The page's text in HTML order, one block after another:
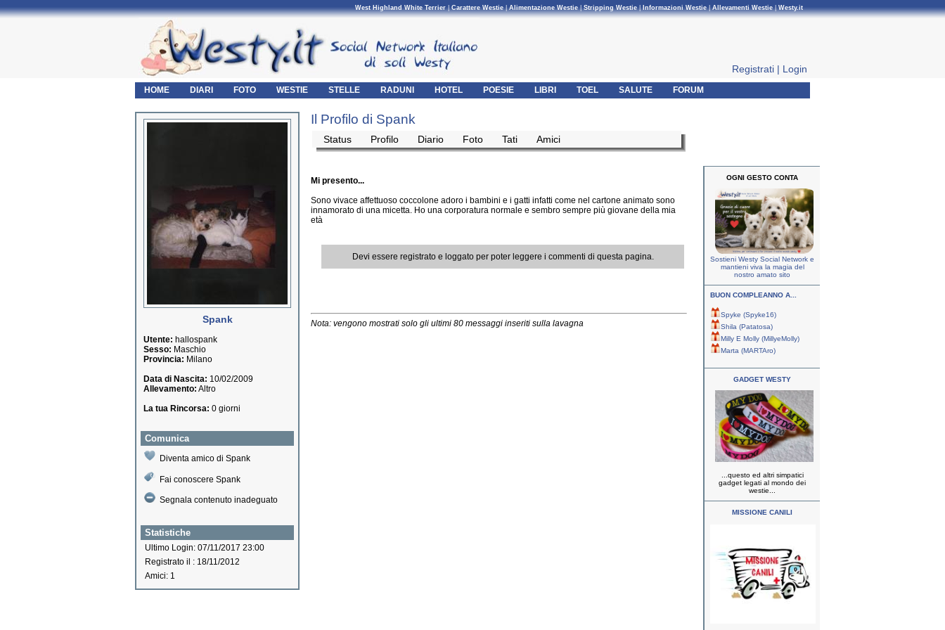
West Highland White Terrier|Carattere Westie|Alimentazione Westie|Stripping Westie| Informazioni Westie|Allevamenti Westie|Westy.it
Registrati | Login
HOME DIARI FOTO WESTIE STELLE RADUNI HOTEL POESIE LIBRI TOEL SALUTE FORUM
Spank
Utente: hallospank
Sesso: Maschio
Provincia: Milano
Data di Nascita: 10/02/2009
Allevamento: Altro
La tua Rincorsa: 0 giorni
Comunica
Diventa amico di Spank
Fai conoscere Spank
Segnala contenuto inadeguato
Statistiche
Ultimo Login: 07/11/2017 23:00
Registrato il : 18/11/2012
Amici: 1
Il Profilo di Spank
Status Profilo Diario Foto Tati Amici
Mi presento...
Sono vivace affettuoso coccolone adoro i bambini e i gatti infatti come nel cartone animato sono
innamorato di una micetta. Ho una corporatura normale e sembro sempre più giovane della mia
età
Devi essere registrato e loggato per poter leggere i commenti di questa pagina.
Nota: vengono mostrati solo gli ultimi 80 messaggi inseriti sulla lavagna
OGNI GESTO CONTA
Sostieni Westy Social Network e
mantieni viva la magia del
nostro amato sito
BUON COMPLEANNO A...
Spyke (Spyke16)
Shila (Patatosa)
Milly E Molly (MillyeMolly)
Marta (MARTAro)
GADGET WESTY
...questo ed altri simpatici
gadget legati al mondo dei
westie...
MISSIONE CANILI